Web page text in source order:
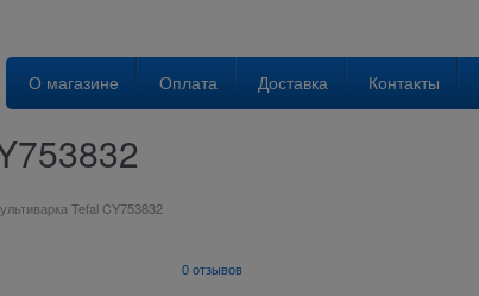
О магазине Оплата Доставка Контакты
Tefal CY753832
0 отзывов